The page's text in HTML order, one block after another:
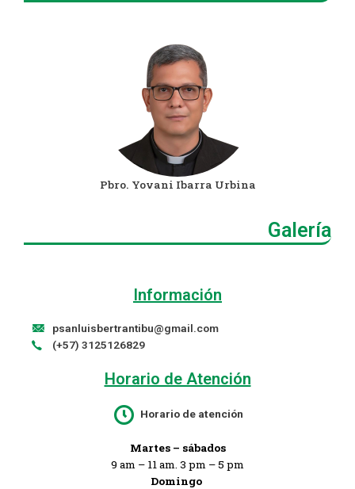
Pbro. Yovani Ibarra Urbina
Galería
Información
psanluisbertrantibu@gmail.com
(+57) 3125126829
Horario de Atención​
Horario de atención
Martes – sábados
9 am – 11 am. 3 pm – 5 pm
Domingo